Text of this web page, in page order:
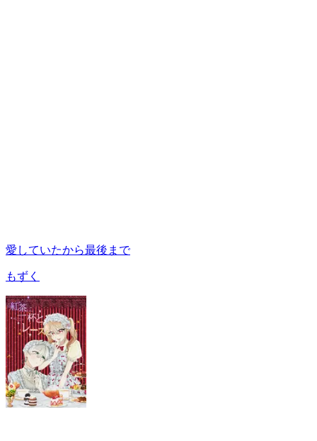
愛していたから最後まで
もずく